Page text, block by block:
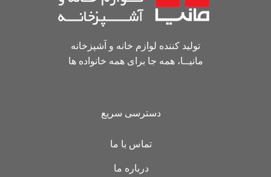
تولید کننده لوازم خانه و آشپزخانه
مانیــا، همه جا برای همه خانواده ها
دسترسی سریع
تماس با ما
درباره ما